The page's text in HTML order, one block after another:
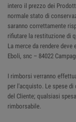
intero il prezzo dei
normale stato di
saranno correttamente
rifiutare la restituzione di
La merce da rendere
Eboli, snc – 84022
I rimborsi verranno
per l'acquisto. Le spese
del Cliente; qualsiasi
rimborsabile.